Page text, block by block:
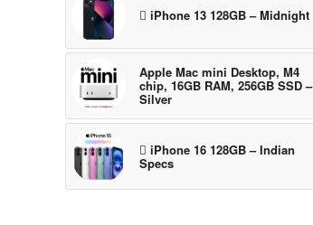
 iPhone 13 128GB – Midnight
Apple Mac mini Desktop, M4
chip, 16GB RAM, 256GB SSD –
Silver
 iPhone 16 128GB – Indian
Specs